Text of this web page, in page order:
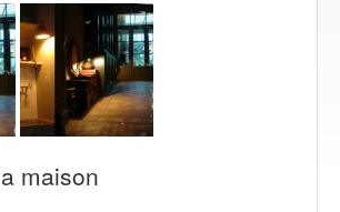
maison